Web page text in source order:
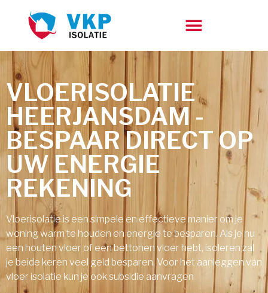
VLOERISOLATIE
HEERJANSDAM -
BESPAAR DIRECT OP
UW ENERGIE
REKENING
Vloerisolatie is een simpele en effectieve manier om je
woning warm te houden en energie te besparen. Als je nu
een houten vloer of een bettonen vloer hebt, isoleren zal
je beide keren veel geld besparen. Voor het aanleggen van
vloer isolatie kun je ook subsidie aanvragen